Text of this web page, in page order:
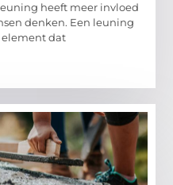
heeft meer invloed
denken. Een leuning
element dat